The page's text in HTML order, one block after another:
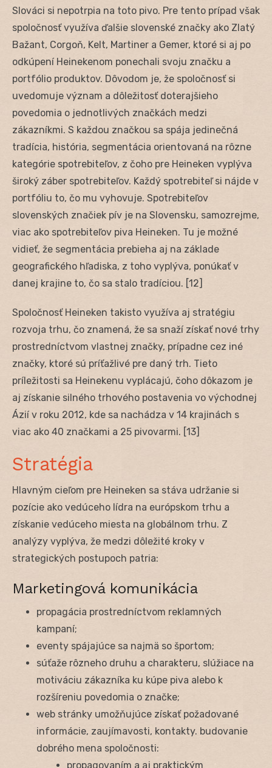
Slováci si nepotrpia na toto pivo. Pre tento prípad však
spoločnosť využíva ďalšie slovenské značky ako Zlatý
Bažant, Corgoň, Kelt, Martiner a Gemer, ktoré si aj po
odkúpení Heinekenom ponechali svoju značku a
portfólio produktov. Dôvodom je, že spoločnosť si
uvedomuje význam a dôležitosť doterajšieho
povedomia o jednotlivých značkách medzi
zákazníkmi. S každou značkou sa spája jedinečná
tradícia, história, segmentácia orientovaná na rôzne
kategórie spotrebiteľov, z čoho pre Heineken vyplýva
široký záber spotrebiteľov. Každý spotrebiteľ si nájde v
portfóliu to, čo mu vyhovuje. Spotrebiteľov
slovenských značiek pív je na Slovensku, samozrejme,
viac ako spotrebiteľov piva Heineken. Tu je možné
vidieť, že segmentácia prebieha aj na základe
geografického hľadiska, z toho vyplýva, ponúkať v
danej krajine to, čo sa stalo tradíciou. [12]
Spoločnosť Heineken takisto využíva aj stratégiu
rozvoja trhu, čo znamená, že sa snaží získať nové trhy
prostredníctvom vlastnej značky, prípadne cez iné
značky, ktoré sú príťažlivé pre daný trh. Tieto
príležitosti sa Heinekenu vyplácajú, čoho dôkazom je
aj získanie silného trhového postavenia vo východnej
Ázií v roku 2012, kde sa nachádza v 14 krajinách s
viac ako 40 značkami a 25 pivovarmi. [13]
Stratégia
Hlavným cieľom pre Heineken sa stáva udržanie si
pozície ako vedúceho lídra na európskom trhu a
získanie vedúceho miesta na globálnom trhu. Z
analýzy vyplýva, že medzi dôležité kroky v
strategických postupoch patria:
Marketingová komunikácia
propagácia prostredníctvom reklamných
kampaní;
eventy spájajúce sa najmä so športom;
súťaže rôzneho druhu a charakteru, slúžiace na
motiváciu zákazníka ku kúpe piva alebo k
rozšíreniu povedomia o značke;
web stránky umožňujúce získať požadované
informácie, zaujímavosti, kontakty. budovanie
dobrého mena spoločnosti:
propagovaním a aj praktickým